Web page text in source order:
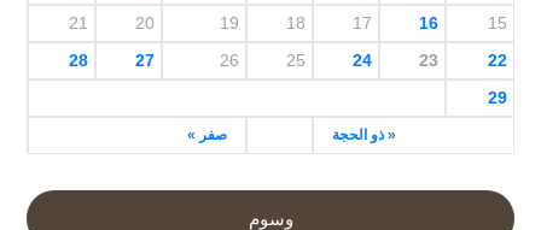
« ذو الحجة صفر »
15
16
17
18
19
20
21
22
23
24
25
26
27
28
29
وسوم